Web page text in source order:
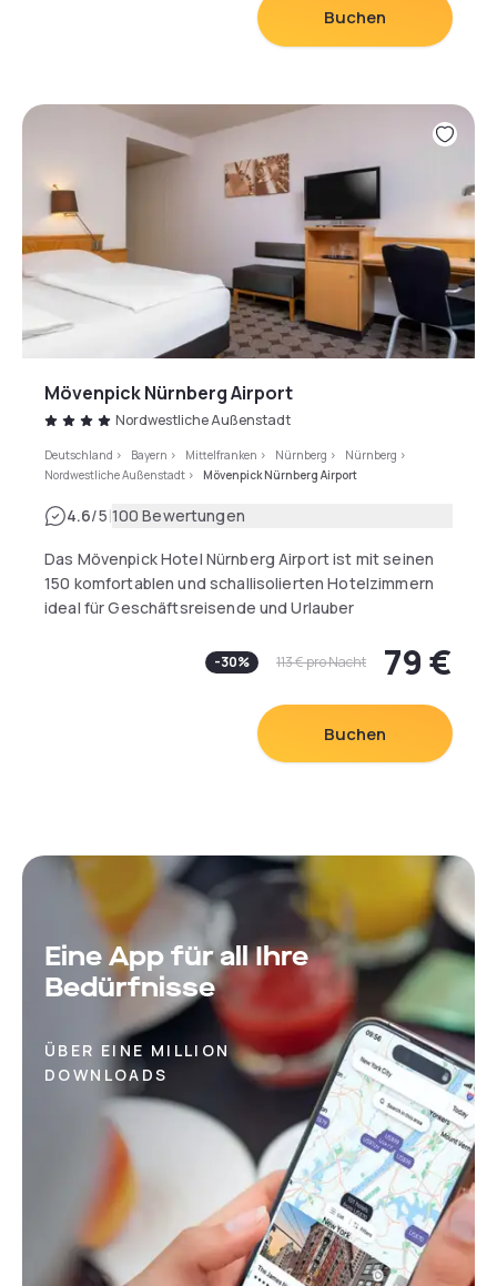
Die Rezeption des Nürnberger Leonardo ist 24
Buchen
Mövenpick Nürnberg Airport
Nordwestliche Außenstadt
Deutschland > Bayern > Mittelfranken > Nürnberg > Nürnberg >
Nordwestliche Außenstadt > Mövenpick Nürnberg Airport
4.6/5|100 Bewertungen
Das Mövenpick Hotel Nürnberg Airport ist mit seinen
150 komfortablen und schallisolierten Hotelzimmern
ideal für Geschäftsreisende und Urlauber
Fitnessraum, Sauna und Dampfbad für entspannende
Stunden. Massagen und weitere
Beautybehandlungen sind auf Anfrage möglich.
-30% 113 €pro Nacht 79 €
Buchen
Eine App für all Ihre
Bedürfnisse
ÜBER EINE MILLION
DOWNLOADS